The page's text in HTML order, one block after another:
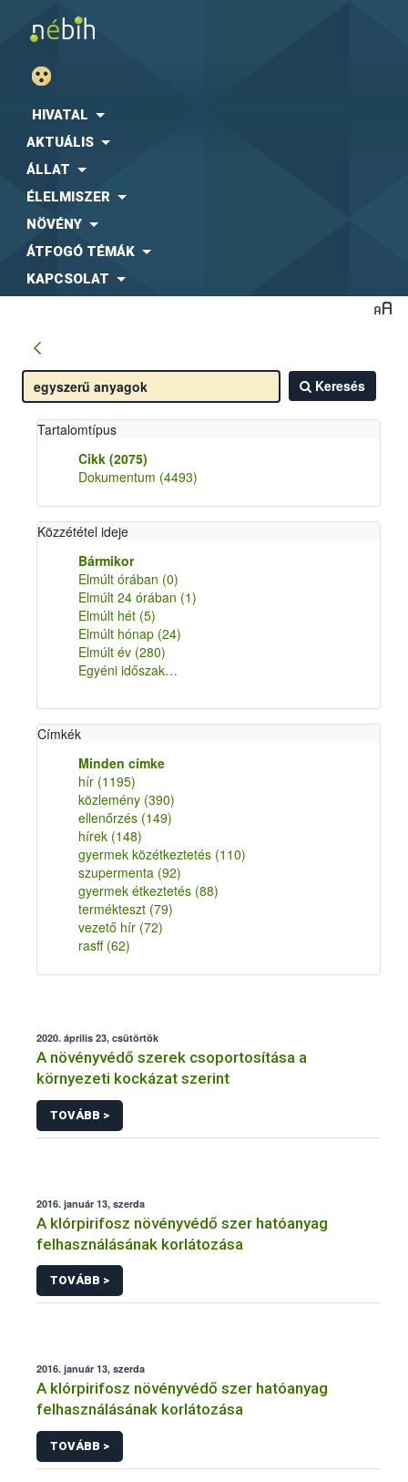
HIVATAL
AKTUÁLIS
ÁLLAT
ÉLELMISZER
NÖVÉNY
ÁTFOGÓ TÉMÁK
KAPCSOLAT
Keresés
Tartalomtípus
Cikk (2075)
Dokumentum (4493)
Közzététel ideje
Bármikor
Elmúlt órában (0)
Elmúlt 24 órában (1)
Elmúlt hét (5)
Elmúlt hónap (24)
Elmúlt év (280)
Egyéni időszak…
Címkék
Minden címke
hír (1195)
közlemény (390)
ellenőrzés (149)
hírek (148)
gyermek közétkeztetés (110)
szupermenta (92)
gyermek étkeztetés (88)
termékteszt (79)
vezető hír (72)
rasff (62)
2020. április 23, csütörtök
A növényvédő szerek csoportosítása a
környezeti kockázat szerint
TOVÁBB >
2016. január 13, szerda
A klórpirifosz növényvédő szer hatóanyag
felhasználásának korlátozása
TOVÁBB >
2016. január 13, szerda
A klórpirifosz növényvédő szer hatóanyag
felhasználásának korlátozása
TOVÁBB >